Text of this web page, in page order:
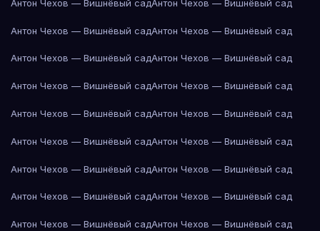
Антон Чехов — Вишнёвый садАнтон Чехов — Вишнёвый сад
Антон Чехов — Вишнёвый садАнтон Чехов — Вишнёвый сад
Антон Чехов — Вишнёвый садАнтон Чехов — Вишнёвый сад
Антон Чехов — Вишнёвый садАнтон Чехов — Вишнёвый сад
Антон Чехов — Вишнёвый садАнтон Чехов — Вишнёвый сад
Антон Чехов — Вишнёвый садАнтон Чехов — Вишнёвый сад
Антон Чехов — Вишнёвый садАнтон Чехов — Вишнёвый сад
Антон Чехов — Вишнёвый садАнтон Чехов — Вишнёвый сад
Антон Чехов — Вишнёвый садАнтон Чехов — Вишнёвый сад